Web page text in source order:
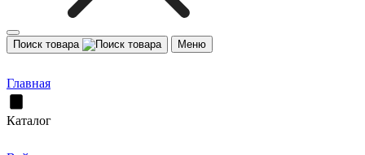
Поиск товара Меню
Главная
Каталог